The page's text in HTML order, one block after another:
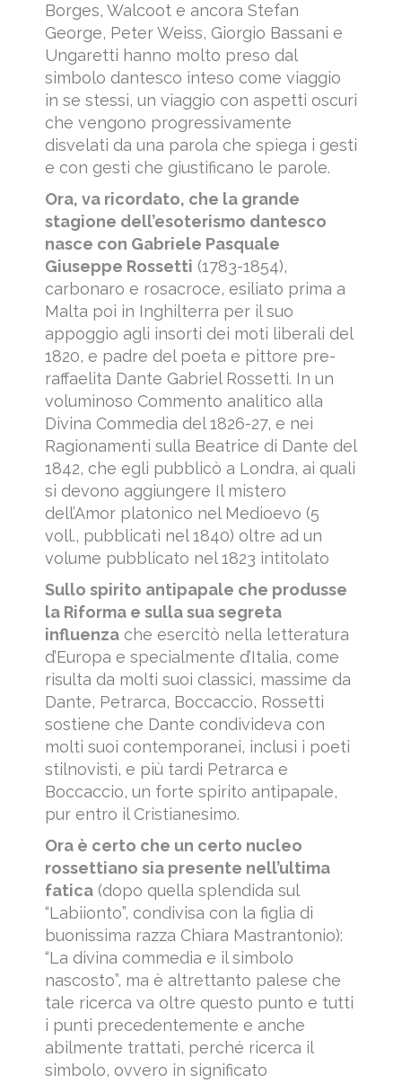
Borges, Walcoot e ancora Stefan
George, Peter Weiss, Giorgio Bassani e
Ungaretti hanno molto preso dal
simbolo dantesco inteso come viaggio
in se stessi, un viaggio con aspetti oscuri
che vengono progressivamente
disvelati da una parola che spiega i gesti
e con gesti che giustificano le parole.
Ora, va ricordato, che la grande
stagione dell’esoterismo dantesco
nasce con Gabriele Pasquale
Giuseppe Rossetti (1783-1854),
carbonaro e rosacroce, esiliato prima a
Malta poi in Inghilterra per il suo
appoggio agli insorti dei moti liberali del
1820, e padre del poeta e pittore pre-
raffaelita Dante Gabriel Rossetti. In un
voluminoso Commento analitico alla
Divina Commedia del 1826-27, e nei
Ragionamenti sulla Beatrice di Dante del
1842, che egli pubblicò a Londra, ai quali
si devono aggiungere Il mistero
dell’Amor platonico nel Medioevo (5
voll., pubblicati nel 1840) oltre ad un
volume pubblicato nel 1823 intitolato
Sullo spirito antipapale che produsse
la Riforma e sulla sua segreta
influenza che esercitò nella letteratura
d’Europa e specialmente d’Italia, come
risulta da molti suoi classici, massime da
Dante, Petrarca, Boccaccio, Rossetti
sostiene che Dante condivideva con
molti suoi contemporanei, inclusi i poeti
stilnovisti, e più tardi Petrarca e
Boccaccio, un forte spirito antipapale,
pur entro il Cristianesimo.
Ora è certo che un certo nucleo
rossettiano sia presente nell’ultima
fatica (dopo quella splendida sul
“Labiionto”, condivisa con la figlia di
buonissima razza Chiara Mastrantonio):
“La divina commedia e il simbolo
nascosto”, ma è altrettanto palese che
tale ricerca va oltre questo punto e tutti
i punti precedentemente e anche
abilmente trattati, perché ricerca il
simbolo, ovvero in significato